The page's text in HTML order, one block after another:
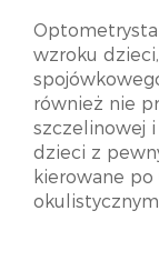
wzroku
również nie
szczelinowej
dzieci z
kierowane